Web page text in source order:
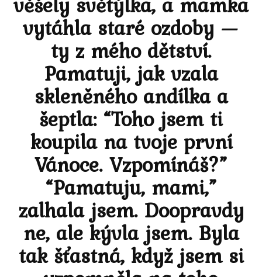
vytáhla staré ozdoby —
ty z mého dětství.
Pamatuji, jak vzala
skleněného andílka a
šeptla: “Toho jsem ti
koupila na tvoje první
Vánoce. Vzpomínáš?”
“Pamatuju, mami,”
zalhala jsem. Doopravdy
ne, ale kývla jsem. Byla
tak šťastná, když jsem si